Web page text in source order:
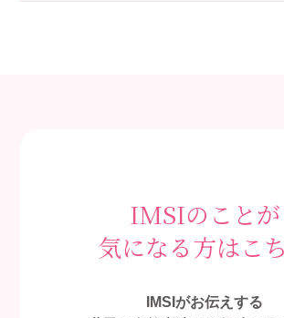
IMSIのことが
気になる方はこ
IMSIがお伝えする